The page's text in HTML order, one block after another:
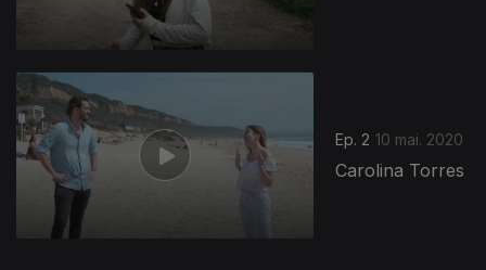
Ep. 2 10 mai. 2020
Carolina Torres